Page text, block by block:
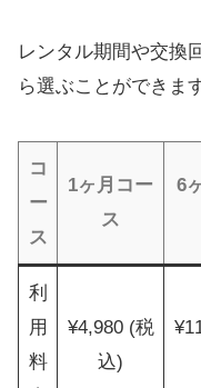
レンタル期間や交換
ら選ぶことができま
コ
ー
ス
1ヶ月コー
ス
6
利
用
料
¥4,980 (税
込)